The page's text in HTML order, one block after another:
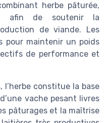
herbe pâturée,
afin de soutenir la
de viande. Les
pour maintenir un poids
de performance et
l’herbe constitue la base
vache pesant livres
pâturages et la maîtrise